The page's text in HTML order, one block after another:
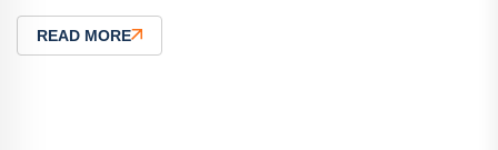
READ MORE